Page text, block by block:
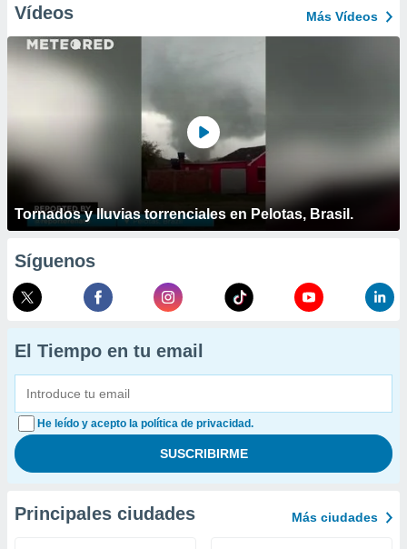
Vídeos Más Vídeos
Tornados y lluvias torrenciales en Pelotas, Brasil.
Síguenos
El Tiempo en tu email
He leído y acepto la política de privacidad.
Principales ciudades Más ciudades